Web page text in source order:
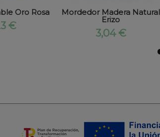
Oro Rosa
€
Mordedor Madera Natural
Erizo
3,04 €